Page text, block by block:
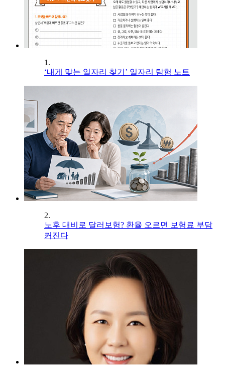
1.
‘내게 맞는 일자리 찾기’ 일자리 탐험 노트
2.
노후 대비로 달러보험? 환율 오르면 보험료 부담
커진다